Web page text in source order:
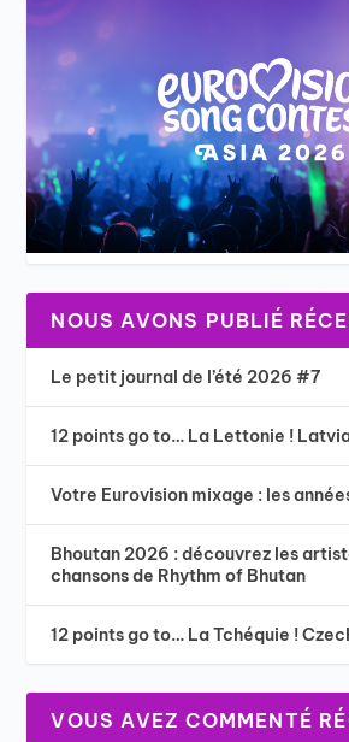
NOUS AVONS PUBLIÉ
Le petit journal de l’été 2026 #7
12 points go to… La Lettonie !
Votre Eurovision mixage : les
Bhoutan 2026 : découvrez les
chansons de Rhythm of Bhutan
12 points go to… La Tchéquie !
VOUS AVEZ COMMENTÉ